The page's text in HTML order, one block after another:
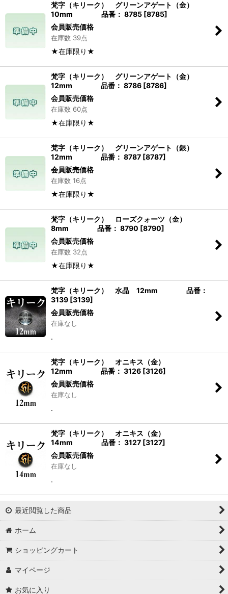
梵字（キリーク） グリーンアゲート（金）
10mm 品番： 8785 [8785]
会員販売価格
在庫数 39点
★在庫限り★
梵字（キリーク） グリーンアゲート（金）
12mm 品番： 8786 [8786]
会員販売価格
在庫数 60点
★在庫限り★
梵字（キリーク） グリーンアゲート（銀）
12mm 品番： 8787 [8787]
会員販売価格
在庫数 16点
★在庫限り★
梵字（キリーク） ローズクォーツ（金）
8mm 品番： 8790 [8790]
会員販売価格
在庫数 32点
★在庫限り★
梵字（キリーク） 水晶 12mm 品番：
3139 [3139]
会員販売価格
在庫なし
.
梵字（キリーク） オニキス（金）
12mm 品番： 3126 [3126]
会員販売価格
在庫なし
.
梵字（キリーク） オニキス（金）
14mm 品番： 3127 [3127]
会員販売価格
在庫なし
.
最近閲覧した商品
ホーム
ショッピングカート
マイページ
お気に入り